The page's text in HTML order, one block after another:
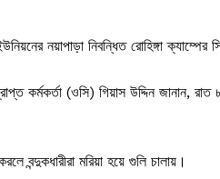
নয়াপাড়া নিবন্ধিত রোহিঙ্গা
কর্মকর্তা (ওসি) গিয়াস উদ্দিন জানান, রাত
বন্দুকধারীরা মরিয়া হয়ে গুলি চালায়।